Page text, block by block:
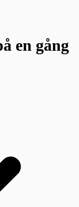
en gång